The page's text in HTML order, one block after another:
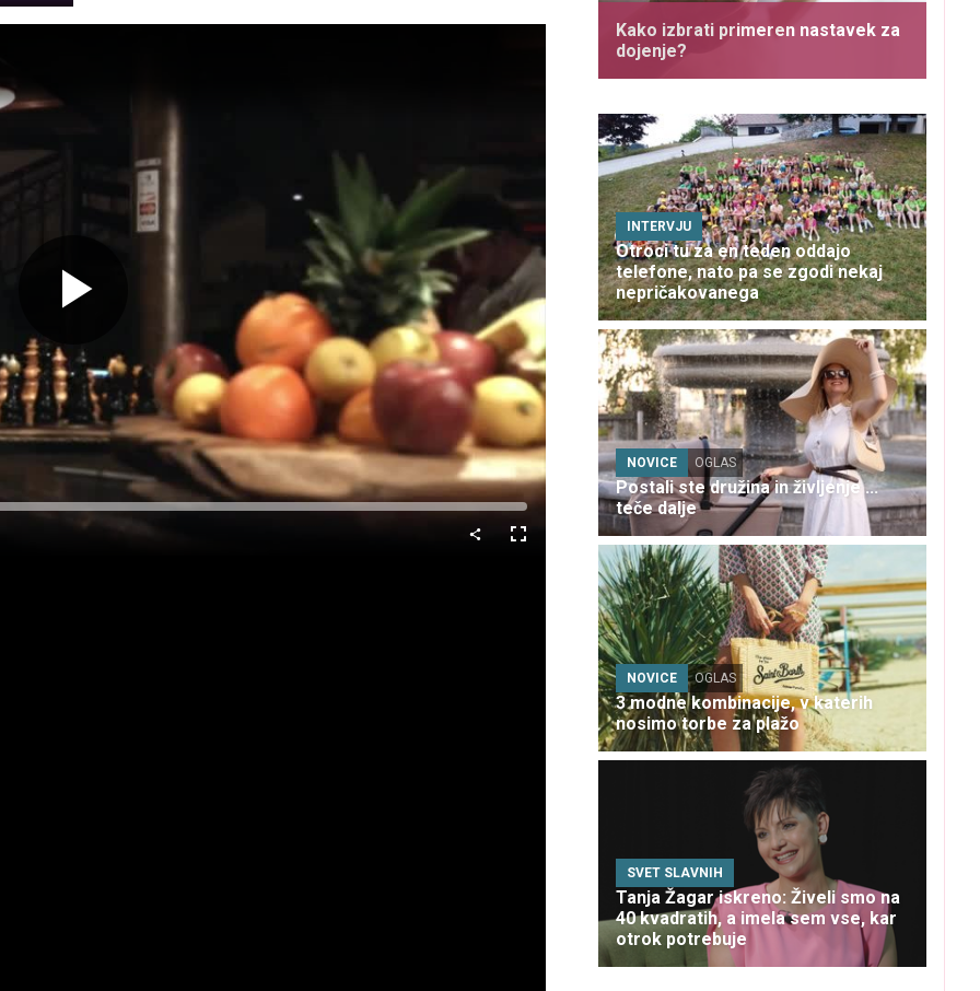
Predvajaj
Celozaslonski
Kako izbrati primeren nastavek za
dojenje?
INTERVJU
Otroci tu za en teden oddajo
telefone, nato pa se zgodi nekaj
nepričakovanega
NOVICE OGLAS
Postali ste družina in življenje ...
teče dalje
NOVICE OGLAS
3 modne kombinacije, v katerih
nosimo torbe za plažo
SVET SLAVNIH
Tanja Žagar iskreno: Živeli smo na
40 kvadratih, a imela sem vse, kar
otrok potrebuje